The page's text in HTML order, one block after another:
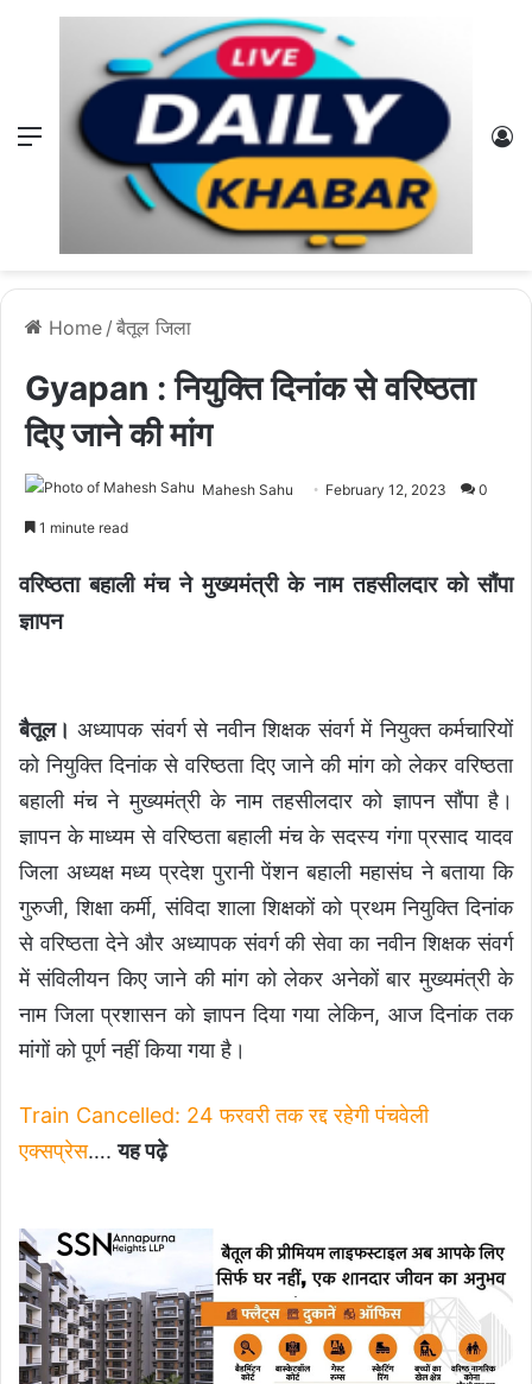
Menu
Home / बैतूल जिला
Gyapan : नियुक्ति दिनांक से वरिष्ठता
दिए जाने की मांग
Mahesh Sahu February 12, 2023 0
1 minute read
वरिष्ठता बहाली मंच ने मुख्यमंत्री के नाम तहसीलदार को सौंपा
ज्ञापन
बैतूल। अध्यापक संवर्ग से नवीन शिक्षक संवर्ग में नियुक्त कर्मचारियों
को नियुक्ति दिनांक से वरिष्ठता दिए जाने की मांग को लेकर वरिष्ठता
बहाली मंच ने मुख्यमंत्री के नाम तहसीलदार को ज्ञापन सौंपा है।
ज्ञापन के माध्यम से वरिष्ठता बहाली मंच के सदस्य गंगा प्रसाद यादव
जिला अध्यक्ष मध्य प्रदेश पुरानी पेंशन बहाली महासंघ ने बताया कि
गुरुजी, शिक्षा कर्मी, संविदा शाला शिक्षकों को प्रथम नियुक्ति दिनांक
से वरिष्ठता देने और अध्यापक संवर्ग की सेवा का नवीन शिक्षक संवर्ग
में संविलीयन किए जाने की मांग को लेकर अनेकों बार मुख्यमंत्री के
नाम जिला प्रशासन को ज्ञापन दिया गया लेकिन, आज दिनांक तक
मांगों को पूर्ण नहीं किया गया है।
Train Cancelled: 24 फरवरी तक रद्द रहेगी पंचवेली
एक्सप्रेस….यह पढ़े